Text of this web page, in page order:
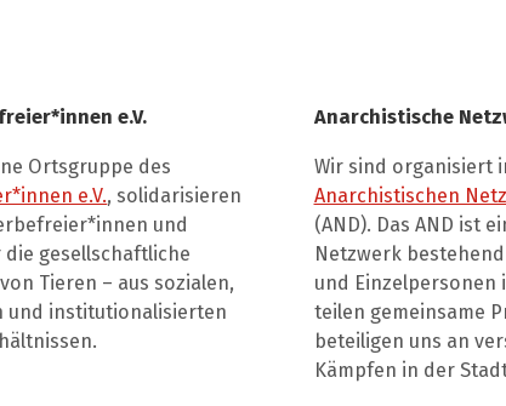
e.V.
Ortsgruppe des
e.V., solidarisieren
und
gesellschaftliche
Tieren – aus sozialen,
und institutionalisierten
Anarchistische
Wir sind organisiert
Anarchistischen
(AND). Das AND ist
Netzwerk
und Einzelpersonen
teilen gemeinsame
beteiligen uns an
Kämpfen in der